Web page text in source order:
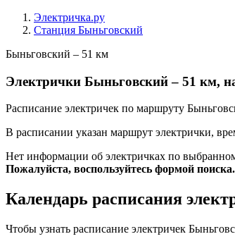
Электричка.ру
Станция Быньговский
Быньговский – 51 км
Электрички Быньговский – 51 км,
Расписание электричек по маршруту
В расписании указан маршрут электрички,
Нет информации об электричках по
Пожалуйста, воспользуйтесь формой поиска.
Календарь расписания
Чтобы узнать расписание электричек